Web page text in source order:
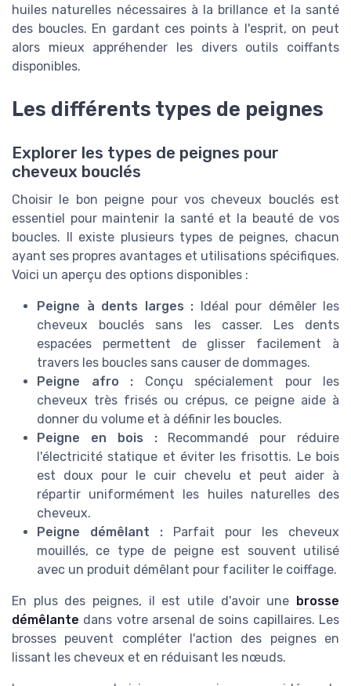
huiles naturelles nécessaires à la brillance et la santé
des boucles. En gardant ces points à l'esprit, on peut
alors mieux appréhender les divers outils coiffants
disponibles.
Les différents types de peignes
Explorer les types de peignes pour
cheveux bouclés
Choisir le bon peigne pour vos cheveux bouclés est
essentiel pour maintenir la santé et la beauté de vos
boucles. Il existe plusieurs types de peignes, chacun
ayant ses propres avantages et utilisations spécifiques.
Voici un aperçu des options disponibles :
Peigne à dents larges : Idéal pour démêler les
cheveux bouclés sans les casser. Les dents
espacées permettent de glisser facilement à
travers les boucles sans causer de dommages.
Peigne afro : Conçu spécialement pour les
cheveux très frisés ou crépus, ce peigne aide à
donner du volume et à définir les boucles.
Peigne en bois :Recommandé pour réduire
l'électricité statique et éviter les frisottis. Le bois
est doux pour le cuir chevelu et peut aider à
répartir uniformément les huiles naturelles des
cheveux.
Peigne démêlant : Parfait pour les cheveux
mouillés, ce type de peigne est souvent utilisé
avec un produit démêlant pour faciliter le coiffage.
En plus des peignes, il est utile d'avoir une brosse
démêlante dans votre arsenal de soins capillaires. Les
brosses peuvent compléter l'action des peignes en
lissant les cheveux et en réduisant les nœuds.